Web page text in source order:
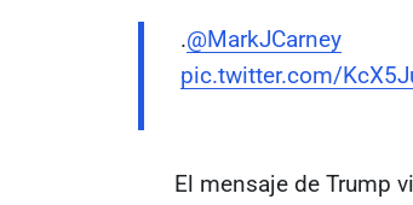
.@MarkJCarney
pic.twitter.com/
El mensaje de Trump